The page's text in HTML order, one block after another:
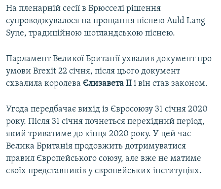
На пленарній сесії в Брюсселі рішення
супроводжувалося на прощання піснею Auld Lang
Syne, традиційною шотландською піснею.
Парламент Великої Британії ухвалив документ про
умови Brexit 22 січня, після цього документ
схвалила королева Єлизавета ІІ і він став законом.
Угода передбачає вихід із Євросоюзу 31 січня 2020
року. Після 31 січня почнеться перехідний період,
який триватиме до кінця 2020 року. У цей час
Велика Британія продовжить дотримуватися
правил Європейського союзу, але вже не матиме
своїх представників у європейських інституціях.